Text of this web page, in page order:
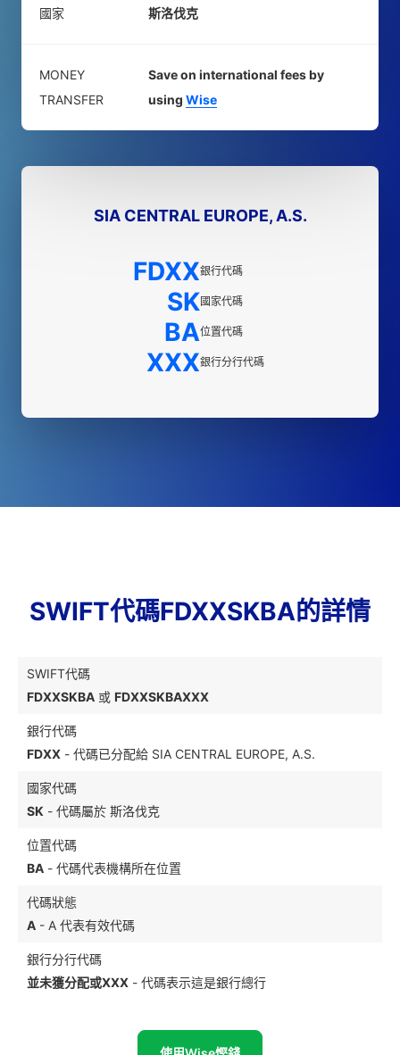
國家 斯洛伐克
MONEY
TRANSFER
Save on international fees by
using Wise
SIA CENTRAL EUROPE, A.S.
FDXX銀行代碼
SK國家代碼
BA位置代碼
XXX銀行分行代碼
SWIFT代碼FDXXSKBA的詳情
SWIFT代碼
FDXXSKBA 或 FDXXSKBAXXX
銀行代碼
FDXX - 代碼已分配給 SIA CENTRAL EUROPE, A.S.
國家代碼
SK - 代碼屬於 斯洛伐克
位置代碼
BA - 代碼代表機構所在位置
代碼狀態
A - A 代表有效代碼
銀行分行代碼
並未獲分配或XXX - 代碼表示這是銀行總行